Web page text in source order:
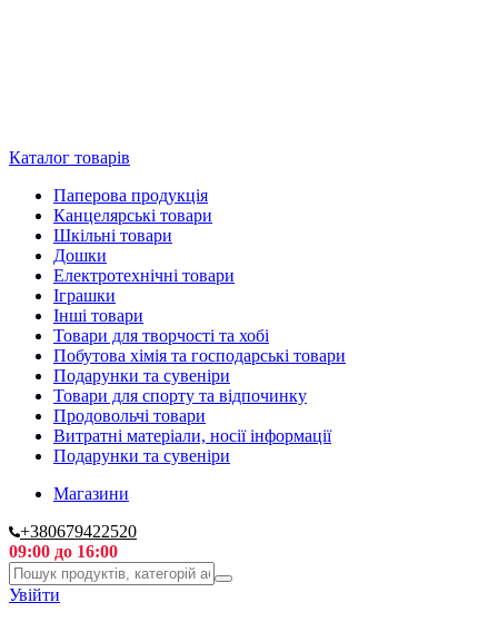
Каталог товарів
Паперова продукція
Канцелярські товари
Шкільні товари
Дошки
Електротехнічні товари
Іграшки
Інші товари
Товари для творчості та хобі
Побутова хімія та господарські товари
Подарунки та сувеніри
Товари для спорту та відпочинку
Продовольчі товари
Витратні матеріали, носії інформації
Подарунки та сувеніри
Магазини
+380679422520
09:00 до 16:00
Увійти